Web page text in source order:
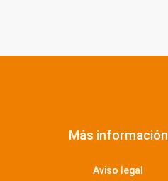
Más información
Aviso legal